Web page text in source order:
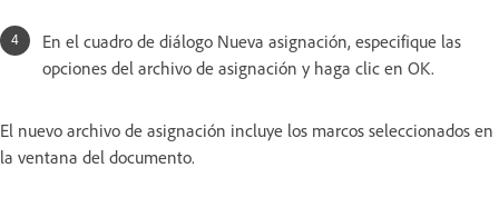
En el cuadro de diálogo Nueva asignación, especifique las
opciones del archivo de asignación y haga clic en OK.
El nuevo archivo de asignación incluye los marcos seleccionados en
la ventana del documento.